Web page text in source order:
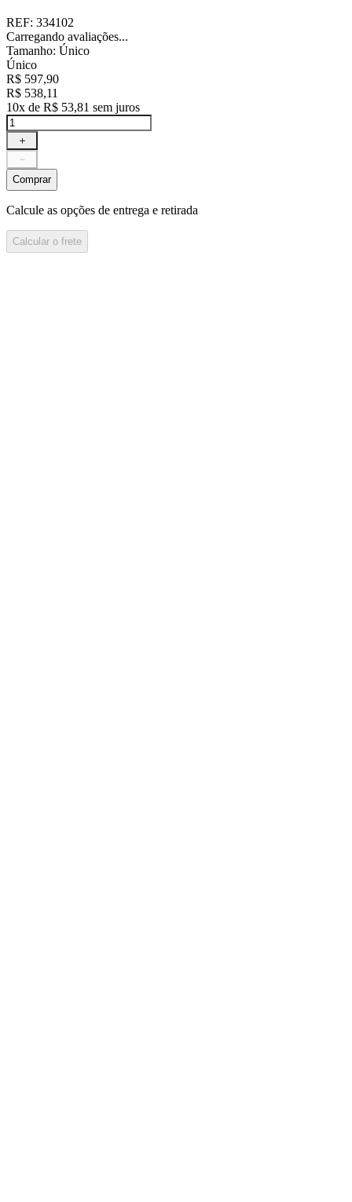
REF: 334102
Carregando avaliações...
Tamanho: Único
Único
R$ 597,90
R$ 538,11
10x de R$ 53,81 sem juros
＋
－
Comprar
Calcule as opções de entrega e retirada
Calcular o frete